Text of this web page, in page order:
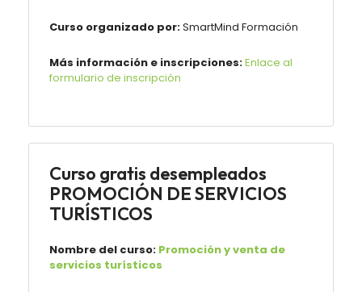
Curso organizado por:SmartMind Formación
Más información e inscripciones:Enlace al
formulario de inscripción
Curso gratis desempleados
PROMOCIÓN DE SERVICIOS
TURÍSTICOS
Nombre del curso: Promoción y venta de
servicios turísticos